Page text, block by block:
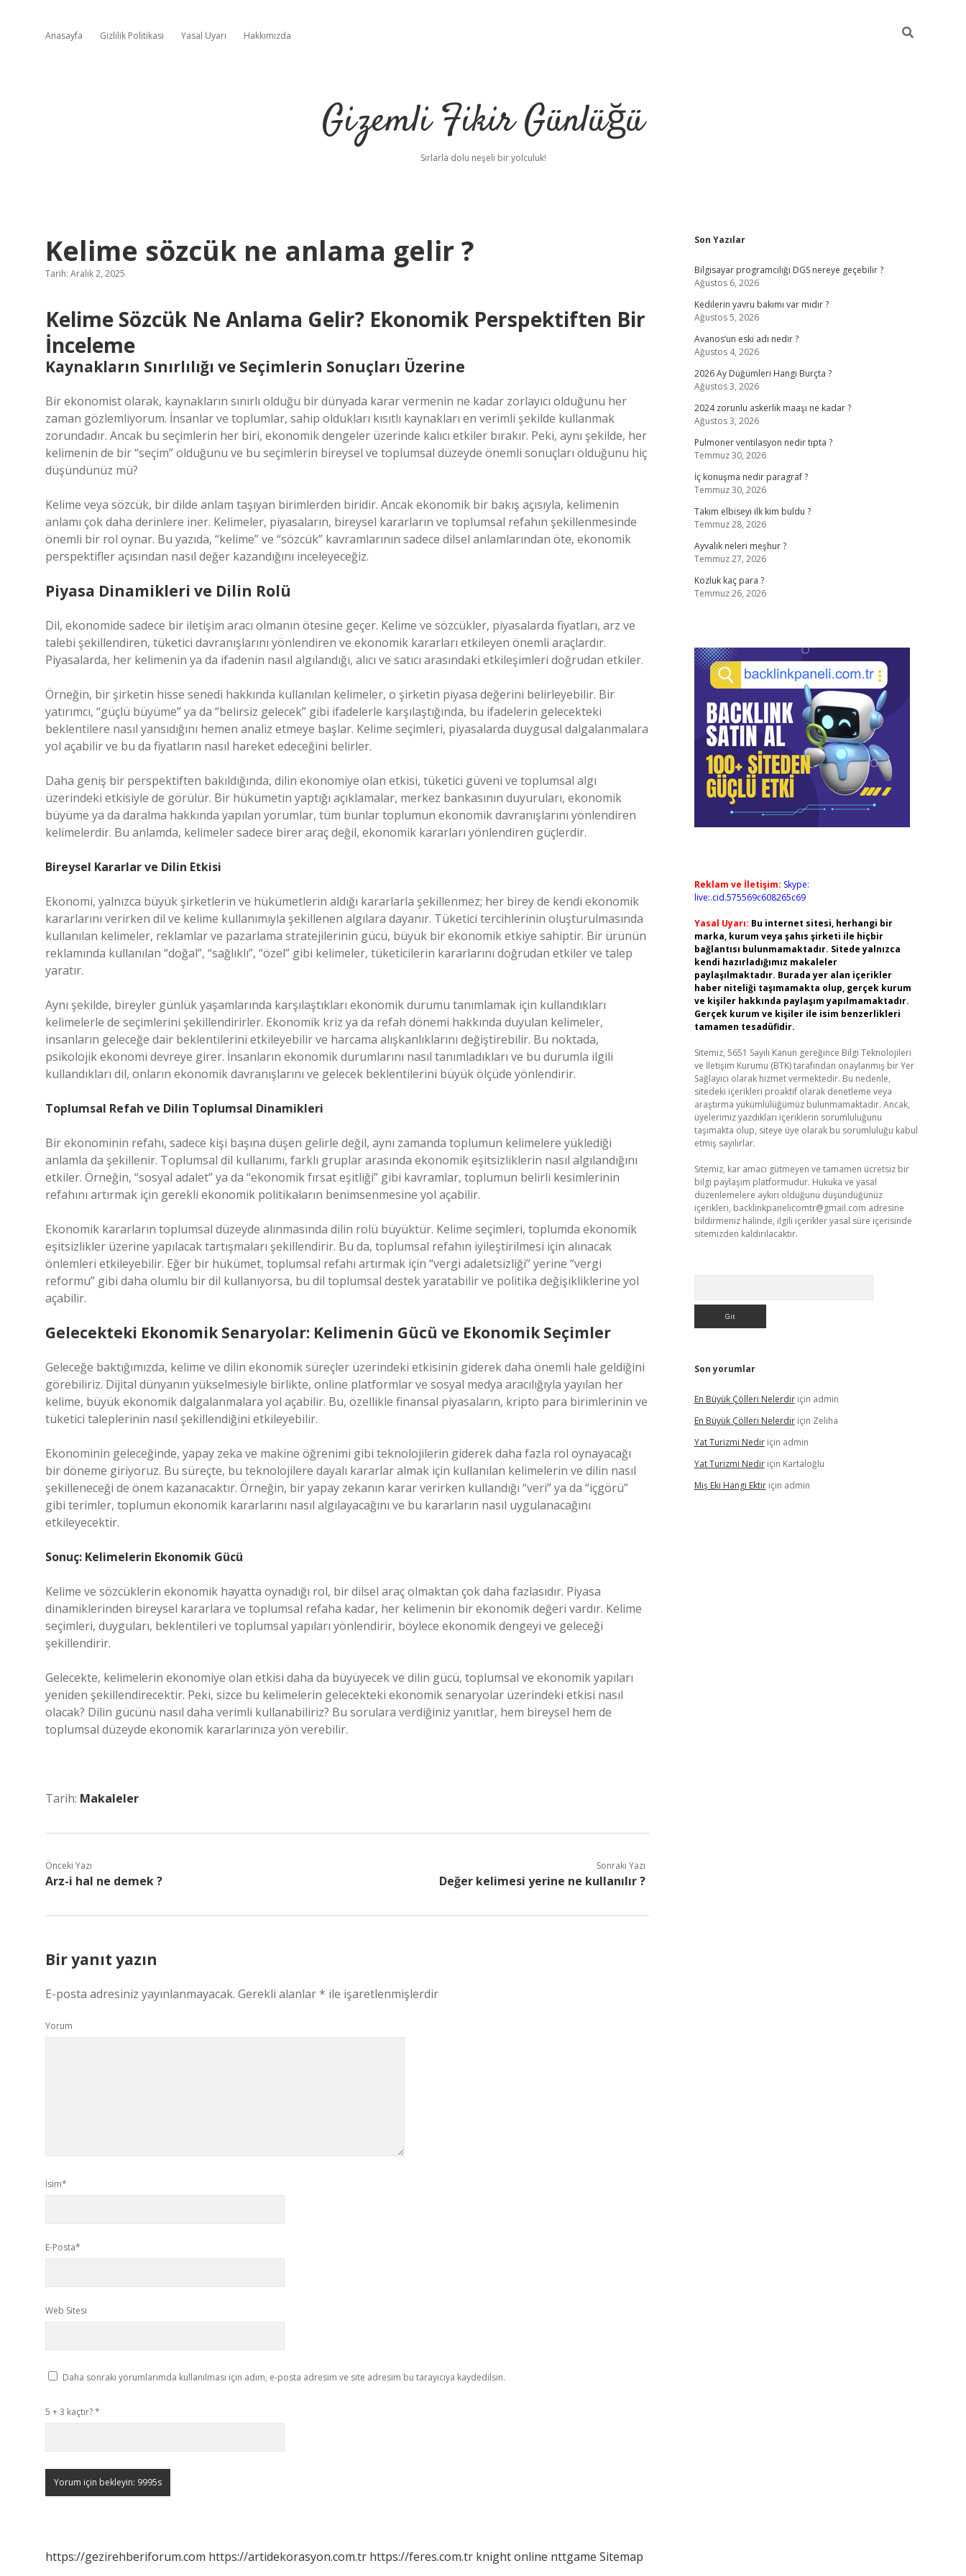
Anasayfa Gizlilik Politikası Yasal Uyarı Hakkımızda
Gizemli Fikir Günlüğü
Sırlarla dolu neşeli bir yolculuk!
Kelime sözcük ne anlama gelir ?
Tarih: Aralık 2, 2025
Kelime Sözcük Ne Anlama Gelir? Ekonomik Perspektiften Bir
İnceleme
Kaynakların Sınırlılığı ve Seçimlerin Sonuçları Üzerine
Bir ekonomist olarak, kaynakların sınırlı olduğu bir dünyada karar vermenin ne kadar zorlayıcı olduğunu her
zaman gözlemliyorum. İnsanlar ve toplumlar, sahip oldukları kısıtlı kaynakları en verimli şekilde kullanmak
zorundadır. Ancak bu seçimlerin her biri, ekonomik dengeler üzerinde kalıcı etkiler bırakır. Peki, aynı şekilde, her
kelimenin de bir “seçim” olduğunu ve bu seçimlerin bireysel ve toplumsal düzeyde önemli sonuçları olduğunu hiç
düşündünüz mü?
Kelime veya sözcük, bir dilde anlam taşıyan birimlerden biridir. Ancak ekonomik bir bakış açısıyla, kelimenin
anlamı çok daha derinlere iner. Kelimeler, piyasaların, bireysel kararların ve toplumsal refahın şekillenmesinde
önemli bir rol oynar. Bu yazıda, “kelime” ve “sözcük” kavramlarının sadece dilsel anlamlarından öte, ekonomik
perspektifler açısından nasıl değer kazandığını inceleyeceğiz.
Piyasa Dinamikleri ve Dilin Rolü
Dil, ekonomide sadece bir iletişim aracı olmanın ötesine geçer. Kelime ve sözcükler, piyasalarda fiyatları, arz ve
talebi şekillendiren, tüketici davranışlarını yönlendiren ve ekonomik kararları etkileyen önemli araçlardır.
Piyasalarda, her kelimenin ya da ifadenin nasıl algılandığı, alıcı ve satıcı arasındaki etkileşimleri doğrudan etkiler.
Örneğin, bir şirketin hisse senedi hakkında kullanılan kelimeler, o şirketin piyasa değerini belirleyebilir. Bir
yatırımcı, “güçlü büyüme” ya da “belirsiz gelecek” gibi ifadelerle karşılaştığında, bu ifadelerin gelecekteki
beklentilere nasıl yansıdığını hemen analiz etmeye başlar. Kelime seçimleri, piyasalarda duygusal dalgalanmalara
yol açabilir ve bu da fiyatların nasıl hareket edeceğini belirler.
Daha geniş bir perspektiften bakıldığında, dilin ekonomiye olan etkisi, tüketici güveni ve toplumsal algı
üzerindeki etkisiyle de görülür. Bir hükümetin yaptığı açıklamalar, merkez bankasının duyuruları, ekonomik
büyüme ya da daralma hakkında yapılan yorumlar, tüm bunlar toplumun ekonomik davranışlarını yönlendiren
kelimelerdir. Bu anlamda, kelimeler sadece birer araç değil, ekonomik kararları yönlendiren güçlerdir.
Bireysel Kararlar ve Dilin Etkisi
Ekonomi, yalnızca büyük şirketlerin ve hükümetlerin aldığı kararlarla şekillenmez; her birey de kendi ekonomik
kararlarını verirken dil ve kelime kullanımıyla şekillenen algılara dayanır. Tüketici tercihlerinin oluşturulmasında
kullanılan kelimeler, reklamlar ve pazarlama stratejilerinin gücü, büyük bir ekonomik etkiye sahiptir. Bir ürünün
reklamında kullanılan “doğal”, “sağlıklı”, “özel” gibi kelimeler, tüketicilerin kararlarını doğrudan etkiler ve talep
yaratır.
Aynı şekilde, bireyler günlük yaşamlarında karşılaştıkları ekonomik durumu tanımlamak için kullandıkları
kelimelerle de seçimlerini şekillendirirler. Ekonomik kriz ya da refah dönemi hakkında duyulan kelimeler,
insanların geleceğe dair beklentilerini etkileyebilir ve harcama alışkanlıklarını değiştirebilir. Bu noktada,
psikolojik ekonomi devreye girer. İnsanların ekonomik durumlarını nasıl tanımladıkları ve bu durumla ilgili
kullandıkları dil, onların ekonomik davranışlarını ve gelecek beklentilerini büyük ölçüde yönlendirir.
Toplumsal Refah ve Dilin Toplumsal Dinamikleri
Bir ekonominin refahı, sadece kişi başına düşen gelirle değil, aynı zamanda toplumun kelimelere yüklediği
anlamla da şekillenir. Toplumsal dil kullanımı, farklı gruplar arasında ekonomik eşitsizliklerin nasıl algılandığını
etkiler. Örneğin, “sosyal adalet” ya da “ekonomik fırsat eşitliği” gibi kavramlar, toplumun belirli kesimlerinin
refahını artırmak için gerekli ekonomik politikaların benimsenmesine yol açabilir.
Ekonomik kararların toplumsal düzeyde alınmasında dilin rolü büyüktür. Kelime seçimleri, toplumda ekonomik
eşitsizlikler üzerine yapılacak tartışmaları şekillendirir. Bu da, toplumsal refahın iyileştirilmesi için alınacak
önlemleri etkileyebilir. Eğer bir hükümet, toplumsal refahı artırmak için “vergi adaletsizliği” yerine “vergi
reformu” gibi daha olumlu bir dil kullanıyorsa, bu dil toplumsal destek yaratabilir ve politika değişikliklerine yol
açabilir.
Gelecekteki Ekonomik Senaryolar: Kelimenin Gücü ve Ekonomik Seçimler
Geleceğe baktığımızda, kelime ve dilin ekonomik süreçler üzerindeki etkisinin giderek daha önemli hale geldiğini
görebiliriz. Dijital dünyanın yükselmesiyle birlikte, online platformlar ve sosyal medya aracılığıyla yayılan her
kelime, büyük ekonomik dalgalanmalara yol açabilir. Bu, özellikle finansal piyasaların, kripto para birimlerinin ve
tüketici taleplerinin nasıl şekillendiğini etkileyebilir.
Ekonominin geleceğinde, yapay zeka ve makine öğrenimi gibi teknolojilerin giderek daha fazla rol oynayacağı
bir döneme giriyoruz. Bu süreçte, bu teknolojilere dayalı kararlar almak için kullanılan kelimelerin ve dilin nasıl
şekilleneceği de önem kazanacaktır. Örneğin, bir yapay zekanın karar verirken kullandığı “veri” ya da “içgörü”
gibi terimler, toplumun ekonomik kararlarını nasıl algılayacağını ve bu kararların nasıl uygulanacağını
etkileyecektir.
Sonuç: Kelimelerin Ekonomik Gücü
Kelime ve sözcüklerin ekonomik hayatta oynadığı rol, bir dilsel araç olmaktan çok daha fazlasıdır. Piyasa
dinamiklerinden bireysel kararlara ve toplumsal refaha kadar, her kelimenin bir ekonomik değeri vardır. Kelime
seçimleri, duyguları, beklentileri ve toplumsal yapıları yönlendirir, böylece ekonomik dengeyi ve geleceği
şekillendirir.
Gelecekte, kelimelerin ekonomiye olan etkisi daha da büyüyecek ve dilin gücü, toplumsal ve ekonomik yapıları
yeniden şekillendirecektir. Peki, sizce bu kelimelerin gelecekteki ekonomik senaryolar üzerindeki etkisi nasıl
olacak? Dilin gücünü nasıl daha verimli kullanabiliriz? Bu sorulara verdiğiniz yanıtlar, hem bireysel hem de
toplumsal düzeyde ekonomik kararlarınıza yön verebilir.
Tarih: Makaleler
Önceki Yazı
Arz-i hal ne demek ?
Sonraki Yazı
Değer kelimesi yerine ne kullanılır ?
Bir yanıt yazın
E-posta adresiniz yayınlanmayacak. Gerekli alanlar* ile işaretlenmişlerdir
Yorum
İsim*
E-Posta*
Web Sitesi
Daha sonraki yorumlarımda kullanılması için adım, e-posta adresim ve site adresim bu tarayıcıya kaydedilsin.
5 + 3 kaçtır?*
https://gezirehberiforum.com https://artidekorasyon.com.tr https://feres.com.tr knight online nttgame Sitemap
Sidebar
Son Yazılar
Bilgisayar programcılığı DGS nereye geçebilir ?
Ağustos 6, 2026
Kedilerin yavru bakımı var mıdır ?
Ağustos 5, 2026
Avanos’un eski adı nedir ?
Ağustos 4, 2026
2026 Ay Düğümleri Hangi Burçta ?
Ağustos 3, 2026
2024 zorunlu askerlik maaşı ne kadar ?
Ağustos 3, 2026
Pulmoner ventilasyon nedir tıpta ?
Temmuz 30, 2026
İç konuşma nedir paragraf ?
Temmuz 30, 2026
Takım elbiseyi ilk kim buldu ?
Temmuz 28, 2026
Ayvalık neleri meşhur ?
Temmuz 27, 2026
Kozluk kaç para ?
Temmuz 26, 2026
Reklam ve İletişim: Skype:
live:.cid.575569c608265c69
Yasal Uyarı: Bu internet sitesi, herhangi bir
marka, kurum veya şahıs şirketi ile hiçbir
bağlantısı bulunmamaktadır. Sitede yalnızca
kendi hazırladığımız makaleler
paylaşılmaktadır. Burada yer alan içerikler
haber niteliği taşımamakta olup, gerçek kurum
ve kişiler hakkında paylaşım yapılmamaktadır.
Gerçek kurum ve kişiler ile isim benzerlikleri
tamamen tesadüfidir.
Sitemiz, 5651 Sayılı Kanun gereğince Bilgi Teknolojileri
ve İletişim Kurumu (BTK) tarafından onaylanmış bir Yer
Sağlayıcı olarak hizmet vermektedir. Bu nedenle,
sitedeki içerikleri proaktif olarak denetleme veya
araştırma yükümlülüğümüz bulunmamaktadır. Ancak,
üyelerimiz yazdıkları içeriklerin sorumluluğunu
taşımakta olup, siteye üye olarak bu sorumluluğu kabul
etmiş sayılırlar.
Sitemiz, kar amacı gütmeyen ve tamamen ücretsiz bir
bilgi paylaşım platformudur. Hukuka ve yasal
düzenlemelere aykırı olduğunu düşündüğünüz
içerikleri, backlinkpanelicomtr@gmail.com adresine
bildirmeniz halinde, ilgili içerikler yasal süre içerisinde
sitemizden kaldırılacaktır.
Son yorumlar
En Büyük Çölleri Nelerdiriçin admin
En Büyük Çölleri Nelerdiriçin Zeliha
Yat Turizmi Nediriçin admin
Yat Turizmi Nediriçin Kartaloğlu
Miş Eki Hangi Ektiriçin admin